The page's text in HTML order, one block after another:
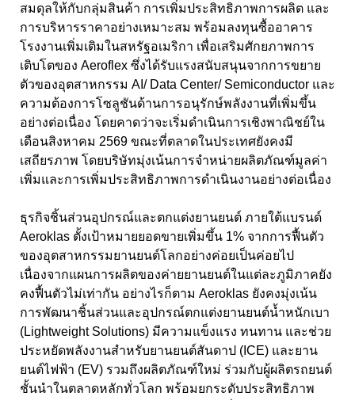
สมดุลให้กับกลุ่มสินค้า การเพิ่มประสิทธิภาพการผลิต และ
การบริหารราคาอย่างเหมาะสม พร้อมลงทุนซื้ออาคาร
โรงงานเพิ่มเติมในสหรัฐอเมริกา เพื่อเสริมศักยภาพการ
เติบโตของ Aeroflex ซึ่งได้รับแรงสนับสนุนจากการขยาย
ตัวของอุตสาหกรรม AI/ Data Center/ Semiconductor และ
ความต้องการโซลูชันด้านการอนุรักษ์พลังงานที่เพิ่มขึ้น
อย่างต่อเนื่อง โดยคาดว่าจะเริ่มดำเนินการเชิงพาณิชย์ใน
เดือนสิงหาคม 2569 ขณะที่ตลาดในประเทศยังคงมี
เสถียรภาพ โดยบริษัทมุ่งเน้นการจำหน่ายผลิตภัณฑ์มูลค่า
เพิ่มและการเพิ่มประสิทธิภาพการดำเนินงานอย่างต่อเนื่อง
ธุรกิจชิ้นส่วนอุปกรณ์และตกแต่งยานยนต์ ภายใต้แบรนด์
Aeroklas ตั้งเป้าหมายยอดขายเพิ่มขึ้น 1% จากการฟื้นตัว
ของอุตสาหกรรมยานยนต์โลกอย่างค่อยเป็นค่อยไป
เนื่องจากแผนการผลิตของค่ายยานยนต์ในแต่ละภูมิภาคยัง
คงฟื้นตัวไม่เท่ากัน อย่างไรก็ตาม Aeroklas ยังคงมุ่งเน้น
การพัฒนาชิ้นส่วนและอุปกรณ์ตกแต่งยานยนต์น้ำหนักเบา
(Lightweight Solutions) มีความแข็งแรง ทนทาน และช่วย
ประหยัดพลังงานสำหรับยานยนต์สันดาป ( ICE) และยาน
ยนต์ไฟฟ้า (EV) รวมถึงผลิตภัณฑ์ใหม่ ร่วมกับผู้ผลิตรถยนต์
ชั้นนำในตลาดหลักทั่วโลก พร้อมยกระดับประสิทธิภาพ